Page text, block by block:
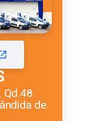
Qd.48
de